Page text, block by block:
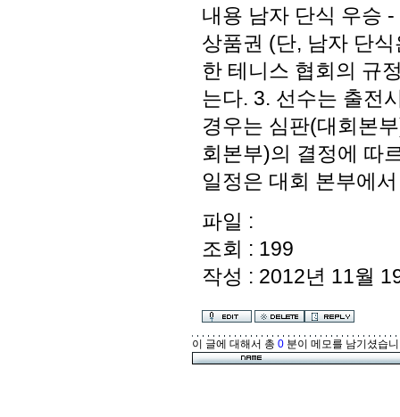
내용 남자 단식 우승
상품권 (단, 남자 단
한 테니스 협회의 규
는다. 3. 선수는 출전
경우는 심판(대회본
회본부)의 결정에 따
일정은 대회 본부에
파일 :
조회 : 199
작성 : 2012년 11월
이 글에 대해서 총 0 분이 메모를 남기셨습